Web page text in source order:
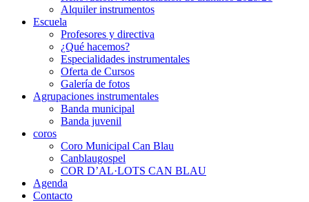
Alquiler instrumentos
Escuela
Profesores y directiva
¿Qué hacemos?
Especialidades instrumentales
Oferta de Cursos
Galería de fotos
Agrupaciones instrumentales
Banda municipal
Banda juvenil
coros
Coro Municipal Can Blau
Canblaugospel
COR D’AL·LOTS CAN BLAU
Agenda
Contacto